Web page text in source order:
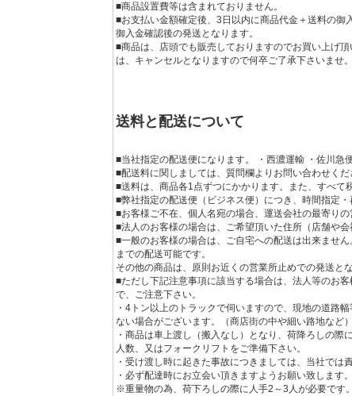
■商品設置費等は含まれておりません。
■お支払い金額確定後、3日以内に商品代金＋送料の御
御入金確認後の発送となります。
■商品は、店頭でも販売しておりますのでお買い上げ
は、キャンセルとなりますので何卒ご了承下さいませ。
送料と配送について
■当社指定の配送便になります。 ・西濃運輸 ・佐川急
■配送料に関しましては、質問欄よりお問い合わせくだ
■送料は、商品各1点ずつにかかります。また、すべて
■弊社指定の配送便（ビジネス便）につき、時間指定・
■お客様ご不在、個人名宛の場合、運送会社の最寄りの
■法人のお客様の場合は、ご希望頂いた住所（店舗や会
■一般のお客様の場合は、ご自宅への配送は出来ませ
までの配送可能です。
その他の商品は、原則お近くの営業所止めでの発送と
■ただし下記注意事項に該当する場合は、法人等のお
で、ご注意下さい。
・4トン以上のトラックで伺いますので、現地の道路
ない場合がございます。（商店街の中や細い路地など）
・商品は車上渡し（搬入なし）となり、荷降ろしの
人数、又はフォークリフトをご準備下さい。
・受け渡し時に起きた事故につきましては、当社では
・必ず配達時にお立会い頂きますようお願い致します。
※重量物の為、荷下ろしの際に人手2～3人が必要です。